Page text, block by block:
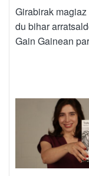
Girabirak
du bihar
Gain Gainean